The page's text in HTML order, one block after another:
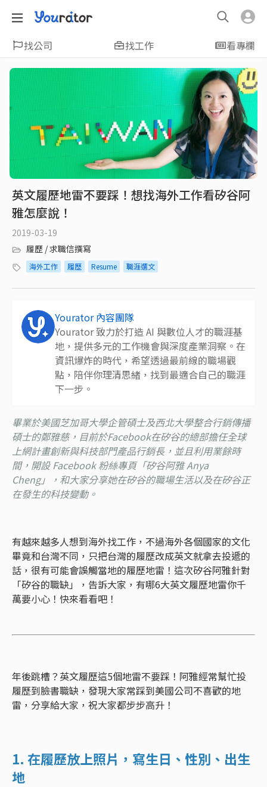
找公司 找工作 看專欄
英文履歷地雷不要踩！想找海外工作看矽谷阿
雅怎麼說！
2019-03-19
履歷 / 求職信撰寫
海外工作 履歷 Resume 職涯選文
Yourator 內容團隊
Yourator 致力於打造 AI 與數位人才的職涯基
地，提供多元的工作機會與深度產業洞察。在
資訊爆炸的時代，希望透過最前線的職場觀
點，陪伴你理清思緒，找到最適合自己的職涯
下一步。
畢業於美國芝加哥大學企管碩士及西北大學整合行銷傳播
碩士的鄭雅慈，目前於Facebook在矽谷的總部擔任全球
上網計畫創新與科技部門產品行銷長，並且利用業餘時
間，開設 Facebook 粉絲專頁「矽谷阿雅 Anya
Cheng」，和大家分享她在矽谷的職場生活以及在矽谷正
在發生的科技變動。
有越來越多人想到海外找工作，不過海外各個國家的文化
畢竟和台灣不同，只把台灣的履歷改成英文就拿去投遞的
話，很有可能會誤觸當地的履歷地雷！這次矽谷阿雅針對
「矽谷的職缺」，告訴大家，有哪6大英文履歷地雷你千
萬要小心！快來看看吧！
年後跳槽？英文履歷這5個地雷不要踩！阿雅經常幫忙投
履歷到臉書職缺，發現大家常踩到美國公司不喜歡的地
雷，分享給大家，祝大家都步步高升！
1. 在履歷放上照片，寫生日、性別、出生
地